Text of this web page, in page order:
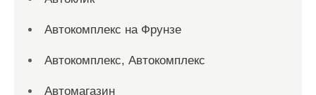
Автокомплекс на Фрунзе
Автокомплекс, Автокомплекс
Автомагазин